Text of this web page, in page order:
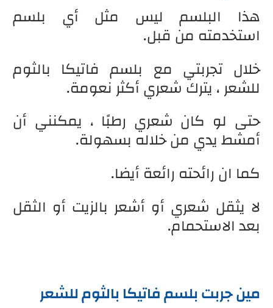
هذا البلسم ليس مثل أي بلسم
استخدمته من قبل.
خلال تجربتي مع بلسم فاتيكا بالثوم
للشعر ، يترك شعري أكثر نعومة.
حتى لو كان شعري رطبًا ، يمكنني أن
أمشط يدي من خلاله بسهولة.
كما ان رائحته رائعة أيضا.
لا يثقل شعري أو أشعر بالزيت أو الثقل
بعد الاستحمام.
مين جربت بلسم فاتيكا بالثوم للشعر